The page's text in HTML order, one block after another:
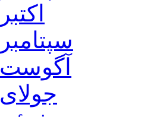
اکتبر 2016
سپتامبر 2016
آگوست 2016
جولای 2016